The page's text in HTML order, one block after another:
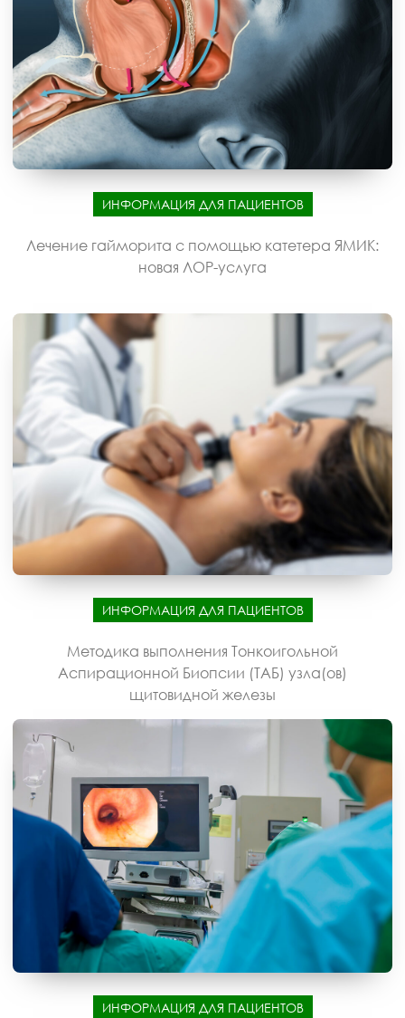
ИНФОРМАЦИЯ ДЛЯ ПАЦИЕНТОВ
Лечение гайморита с помощью катетера ЯМИК:
новая ЛОР-услуга
ИНФОРМАЦИЯ ДЛЯ ПАЦИЕНТОВ
Методика выполнения Тонкоигольной
Аспирационной Биопсии (ТАБ) узла(ов)
щитовидной железы
ИНФОРМАЦИЯ ДЛЯ ПАЦИЕНТОВ